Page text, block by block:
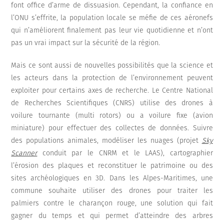
font office d’arme de dissuasion. Cependant, la confiance en
l’ONU s’effrite, la population locale se méfie de ces aéronefs
qui n’améliorent finalement pas leur vie quotidienne et n’ont
pas un vrai impact sur la sécurité de la région.
Mais ce sont aussi de nouvelles possibilités que la science et
les acteurs dans la protection de l’environnement peuvent
exploiter pour certains axes de recherche. Le Centre National
de Recherches Scientifiques (CNRS) utilise des drones à
voilure tournante (multi rotors) ou a voilure fixe (avion
miniature) pour effectuer des collectes de données. Suivre
des populations animales, modéliser les nuages (projet Sky
Scannerconduit par le CNRM et le LAAS), cartographier
l’érosion des plaques et reconstituer le patrimoine ou des
sites archéologiques en 3D. Dans les Alpes-Maritimes, une
commune souhaite utiliser des drones pour traiter les
palmiers contre le charançon rouge, une solution qui fait
gagner du temps et qui permet d’atteindre des arbres